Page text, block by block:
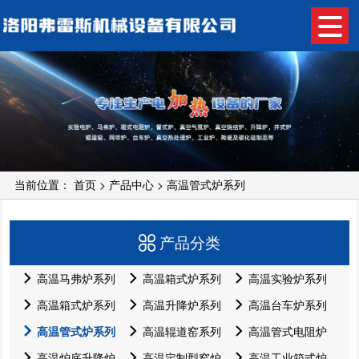
当前位置： 首页> 产品中心> 高温管式炉系列
产品分类
高温马弗炉系列 高温箱式炉系列
高温实验炉系列
高温箱式炉系列
高温升降炉系列
高温台车炉系列
高温管式炉系列
高温辊道窑系列
高温管式电阻炉